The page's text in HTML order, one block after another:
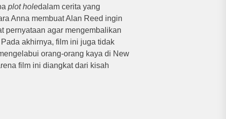
plot holedalam cerita yang
Anna membuat Alan Reed ingin
pernyataan agar mengembalikan
Pada akhirnya, film ini juga tidak
orang-orang kaya di New
film ini diangkat dari kisah